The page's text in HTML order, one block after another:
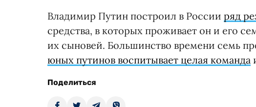
Владимир Путин построил в России ряд
средства, в которых проживает он и его
их сыновей. Большинство времени семь
юных путинов воспитывает целая команда
Поделиться